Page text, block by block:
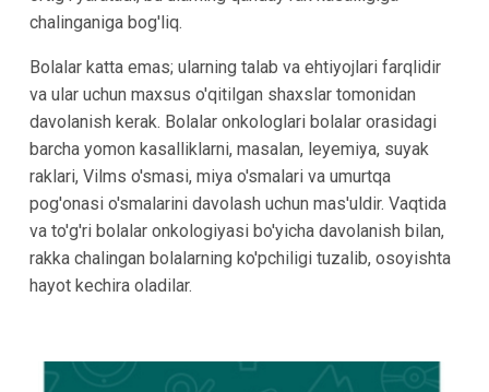
chalinganiga bog'liq.
Bolalar katta emas; ularning talab va ehtiyojlari farqlidir
va ular uchun maxsus o'qitilgan shaxslar tomonidan
davolanish kerak. Bolalar onkologlari bolalar orasidagi
barcha yomon kasalliklarni, masalan, leyemiya, suyak
raklari, Vilms o'smasi, miya o'smalari va umurtqa
pog'onasi o'smalarini davolash uchun mas'uldir. Vaqtida
va to'g'ri bolalar onkologiyasi bo'yicha davolanish bilan,
rakka chalingan bolalarning ko'pchiligi tuzalib, osoyishta
hayot kechira oladilar.